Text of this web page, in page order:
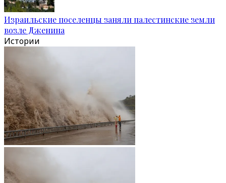
Израильские поселенцы заняли палестинские земли
возле Дженина
Истории